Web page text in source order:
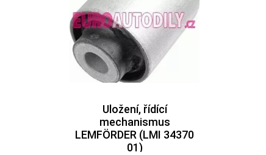
Uložení, řídící
mechanismus
LEMFÖRDER (LMI 34370
01)